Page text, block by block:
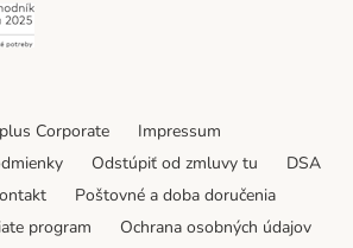
Security
Corporate
Impressum
Odstúpiť od zmluvy tu
DSA
Poštovné a doba doručenia
program
Ochrana osobných údajov